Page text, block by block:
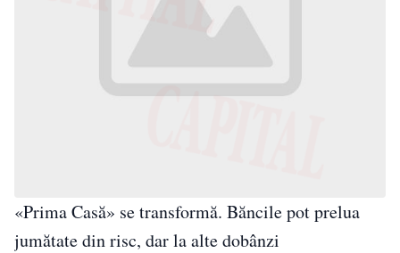
«Prima Casă» se transformă. Băncile pot prelua
jumătate din risc, dar la alte dobânzi